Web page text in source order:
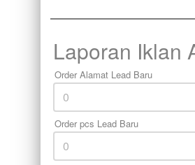
Laporan Iklan
Order Alamat Lead Baru
Order pcs Lead Baru